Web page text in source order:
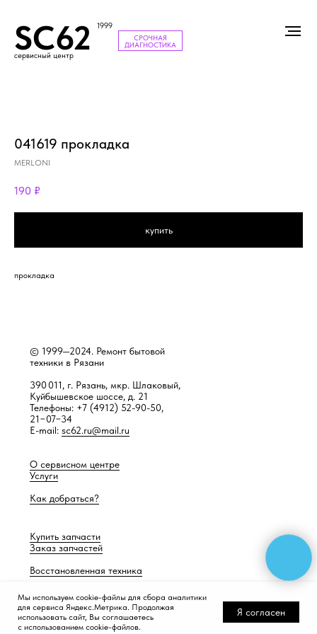
SC62 1999
сервисный центр
СРОЧНАЯ
ДИАГНОСТИКА
041619 прокладка
MERLONI
190 ₽
купить
прокладка
Разработка сайта — Работает само
© 1999—2024. Ремонт бытовой
техники в Рязани
390 011, г. Рязань, мкр. Шлаковый,
Куйбышевское шоссе, д. 21
Телефоны: +7 (4912) 52-90-50,
21−07−34
E-mail: sc62.ru@mail.ru
О сервисном центре
Услуги
Как добраться?
Купить запчасти
Заказ запчастей
Восстановленная техника
Мы используем cookie-файлы для сбора аналитики
для сервиса Яндекс.Метрика. Продолжая
использовать сайт, Вы соглашаетесь
с использованием cookie-файлов.
Я согласен